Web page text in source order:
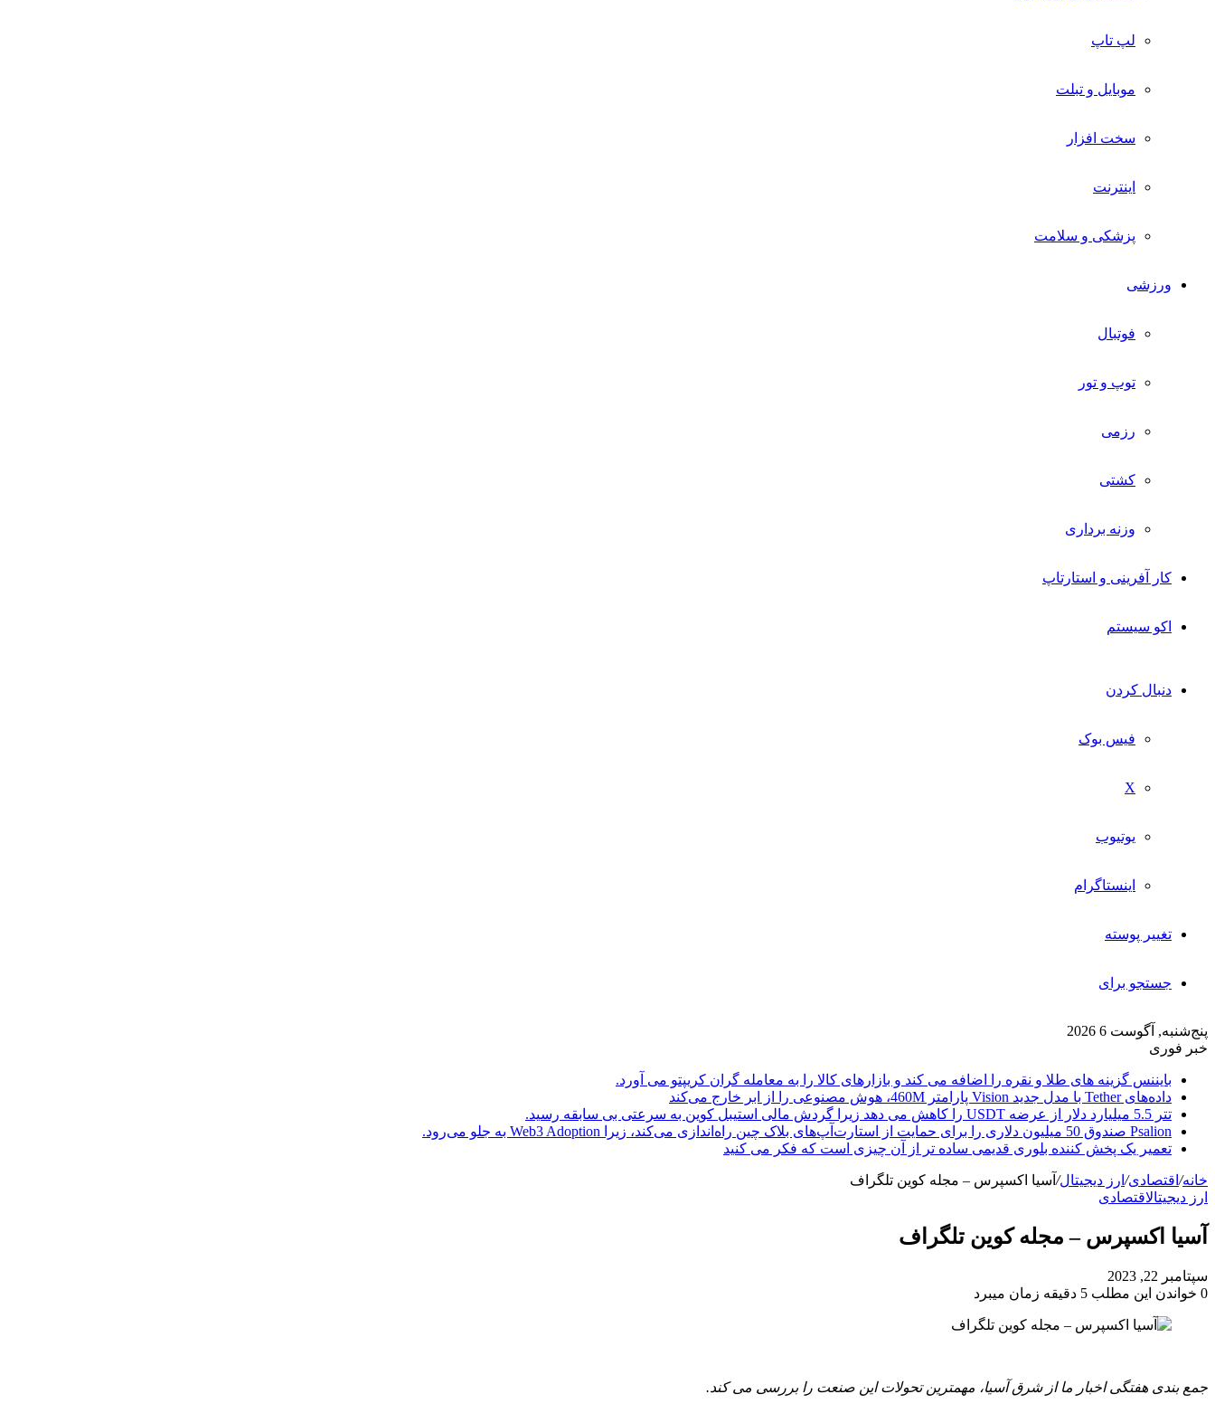
لپ تاپ
موبایل و تبلت
سخت افزار
اینترنت
پزشکی و سلامت
ورزشی
فوتبال
توپ و تور
رزمی
کشتی
وزنه برداری
کار آفرینی و استارتاپ
اکو سیستم
دنبال کردن
فیس بوک
X
یوتیوب
اینستاگرام
تغییر پوسته
جستجو برای
پنج‌شنبه, آگوست 6 2026
خبر فوری
بایننس گزینه های طلا و نقره را اضافه می کند و بازارهای کالا را به معامله گران کریپتو می آورد.
داده‌های Tether با مدل جدید Vision پارامتر 460M، هوش مصنوعی را از ابر خارج می‌کند
تتر 5.5 میلیارد دلار از عرضه USDT را کاهش می دهد زیرا گردش مالی استیبل کوین به سرعتی بی سابقه رسید.
Psalion صندوق 50 میلیون دلاری را برای حمایت از استارت‌آپ‌های بلاک چین راه‌اندازی می‌کند، زیرا Web3 Adoption به جلو می‌رود.
تعمیر یک پخش کننده بلوری قدیمی ساده تر از آن چیزی است که فکر می کنید
خانه/ اقتصادی/ ارز دیجیتال/ آسیا اکسپرس – مجله کوین تلگراف
ارز دیجیتالاقتصادی
آسیا اکسپرس – مجله کوین تلگراف
سپتامبر 22, 2023
0 خواندن این مطلب 5 دقیقه زمان میبرد
جمع بندی هفتگی اخبار ما از شرق آسیا، مهمترین تحولات این صنعت را بررسی می کند.